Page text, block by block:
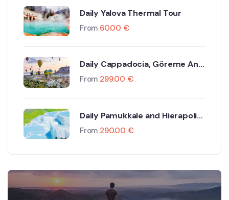
Daily Yalova Thermal Tour
From 60.00 €
Daily Cappadocia, Göreme And
Ürgüp Tour By Plane
From 299.00 €
Daily Pamukkale and Hierapolis
Tour
From 290.00 €